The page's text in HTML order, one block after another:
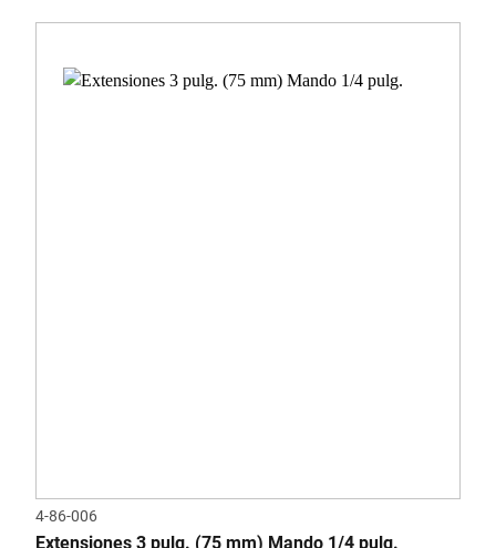
4-86-006
Extensiones 3 pulg. (75 mm) Mando 1/4 pulg.